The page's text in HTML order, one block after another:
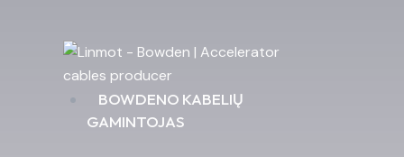
BOWDENO KABELIŲ
GAMINTOJAS